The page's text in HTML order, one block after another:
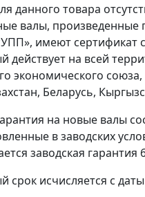
данного товара
валы, произведенные
имеют сертификат
действует на всей
экономического
Беларусь,
на новые валы
в заводских
заводская гарантия
срок исчисляется с